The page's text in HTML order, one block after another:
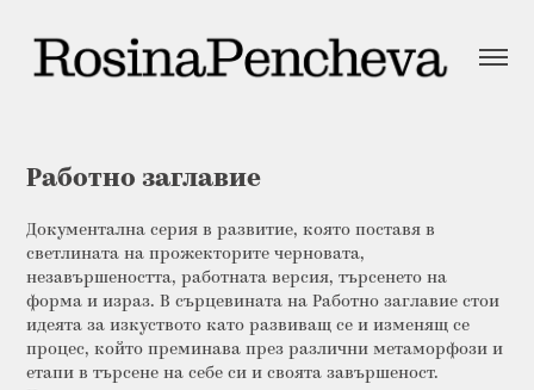
Работно заглавие
Документална серия в развитие, която поставя в
светлината на прожекторите черновата,
незавършеността, работната версия, търсенето на
форма и израз. В сърцевината на Работно заглавие стои
идеята за изкуството като развиващ се и изменящ се
процес, който преминава през различни метаморфози и
етапи в търсене на себе си и своята завършеност.